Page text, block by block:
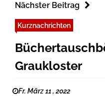
Nächster Beitrag
Kurznachrichten
Graukloster
Fr. März 11 , 2022